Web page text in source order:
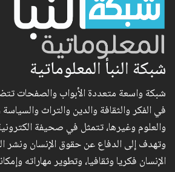
شبكة النبأ المعلوماتية
شبكة واسعة متعددة الأبواب والصفحات
في الفكر والثقافة والدين والتراث
والعلوم وغيرها، تتمثل في صحيفة
وتهدف إلى الدفاع عن حقوق الإنسان ونشر
الإنسان فكريا وثقافيا، وتطوير مهاراته